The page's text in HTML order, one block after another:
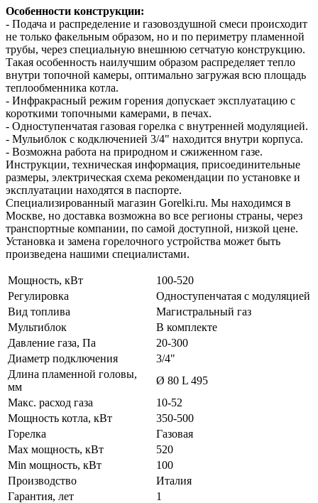
Особенности конструкции:
- Подача и распределение и газовоздушной смеси происходит
не только факельным образом, но и по периметру пламенной
трубы, через специальную внешнюю сетчатую конструкцию.
Такая особенность наилучшим образом распределяет тепло
внутри топочной камеры, оптимально загружая всю площадь
теплообменника котла.
- Инфракрасный режим горения допускает эксплуатацию с
короткими топочными камерами, в печах.
- Одноступенчатая газовая горелка с внутренней модуляцией.
- Мульиблок с кодключенией 3/4" находится внутри корпуса.
- Возможна работа на природном и сжиженном газе.
Инструкции, техническая информация, присоединительные
размеры, электрическая схема рекомендации по установке и
эксплуатации находятся в паспорте.
Специализированный магазин Gorelki.ru. Мы находимся в
Москве, но доставка возможна во все регионы страны, через
транспортные компании, по самой доступной, низкой цене.
Установка и замена горелочного устройства может быть
произведена нашими специалистами.
Мощность, кВт
100-520
Регулировка
Одноступенчатая с модуляцией
Вид топлива
Магистральный газ
Мультиблок
В комплекте
Давление газа, Па
20-300
Диаметр подключения
3/4"
Длина пламенной головы,
мм
Ø 80 L 495
Макс. расход газа
10-52
Мощность котла, кВт
350-500
Горелка
Газовая
Max мощность, кВт
520
Min мощность, кВт
100
Производство
Италия
Гарантия, лет
1